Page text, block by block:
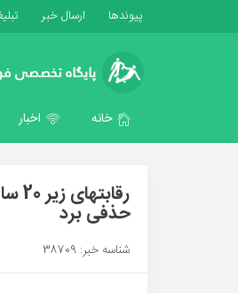
پیوندها ارسال خبر
خانه اخبار
حذفی برد
شناسه خبر: 38709